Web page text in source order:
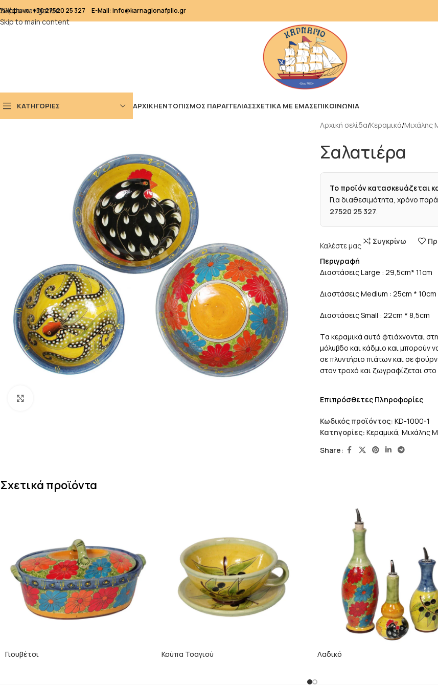
Skip to navigation
Skip to main content
+30 27520 25 327 E-Mail: info@karnagionafplio.gr
ΚΑΤΗΓΟΡΙΕΣ ΑΡΧΙΚΗΕΝΤΟΠΙΣΜΟΣ ΠΑΡΑΓΓΕΛΙΑΣΣΧΕΤΙΚΑ ΜΕ ΕΜΑΣΕΠΙΚΟΙΝΩΝΙΑ
Αρχική σελίδα Κεραμικά Μιχάλης
Σαλατιέρα
Το προϊόν κατασκευάζεται
Για διαθεσιμότητα, χρόνο
27520 25 327.
Καλέστε μας Συγκρίνω
Περιγραφή
Διαστάσεις Large : 29,5cm* 11cm
Διαστάσεις Medium : 25cm * 10cm
Διαστάσεις Small : 22cm * 8,5cm
Tα κεραμικά αυτά φτιάχνονται
μόλυβδο και κάδμιο και μπορούν
σε πλυντήριο πιάτων και σε
στον τροχό και ζωγραφίζεται
Επιπρόσθετες Πληροφορίες
Κωδικός προϊόντος: KD-1000-1
Κατηγορίες: Κεραμικά, Μιχάλης
Share:
Σχετικά προϊόντα
Γιουβέτσι Κούπα Τσαγιού Λαδικό